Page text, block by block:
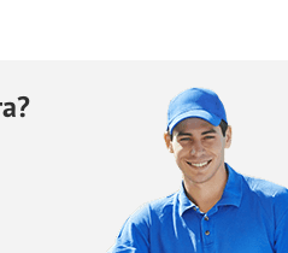
БЕСПЛАТНЫЙ ВЫЕЗД НА
ВЫЗВАТЬ ЗАМЕРЩИКА